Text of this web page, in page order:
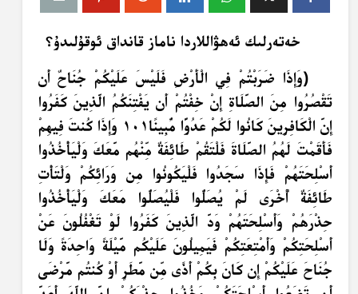
خەتەرلىك ئەھۋاللاردا ناماز قانداق ئوقۇلىدۇ؟
﴿وَإِذَا ضَرَبْتُمْ فِي الْأَرْضِ فَلَيْسَ عَلَيْكُمْ جُنَاحٌ أَن
تَقْصُرُوا مِنَ الصَّلَاةِ إِنْ خِفْتُمْ أَن يَفْتِنَكُمُ الَّذِينَ كَفَرُوا
إِنَّ الْكَافِرِينَ كَانُوا لَكُمْ عَدُوًّا مُّبِينًا١٠١ وَإِذَا كُنتَ فِيهِمْ
فَأَقَمْتَ لَهُمُ الصَّلَاةَ فَلْتَقُمْ طَائِفَةٌ مِّنْهُم مَّعَكَ وَلْيَأْخُذُوا
أَسْلِحَتَهُمْ فَإِذَا سَجَدُوا فَلْيَكُونُوا مِن وَرَائِكُمْ وَلْتَأْتِ
طَائِفَةٌ أُخْرَى لَمْ يُصَلُّوا فَلْيُصَلُّوا مَعَكَ وَلْيَأْخُذُوا
حِذْرَهُمْ وَأَسْلِحَتَهُمْ وَدَّ الَّذِينَ كَفَرُوا لَوْ تَغْفُلُونَ عَنْ
أَسْلِحَتِكُمْ وَأَمْتِعَتِكُمْ فَيَمِيلُونَ عَلَيْكُم مَّيْلَةً وَاحِدَةً وَلَا
جُنَاحَ عَلَيْكُمْ إِن كَانَ بِكُمْ أَذًى مِّن مَّطَرٍ أَوْ كُنتُم مَّرْضَى